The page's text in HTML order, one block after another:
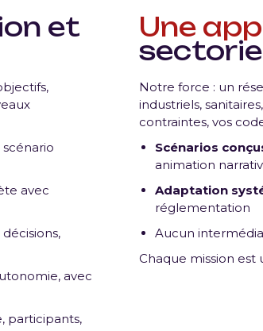
et
scénario
avec
avec
participants,
Une
Notre force : un
industriels,
contraintes, vos
Scénarios
animation
Adaptation
réglementation
Aucun
Chaque mission est